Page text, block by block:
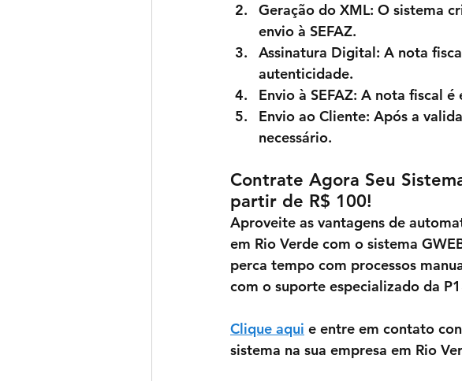
Geração do XML: O sistema
envio à SEFAZ.
Assinatura Digital: A nota
autenticidade.
Envio à SEFAZ: A nota fiscal é
Envio ao Cliente: Após a
necessário.
Contrate Agora Seu
partir de R$ 100!
Aproveite as vantagens de
em Rio Verde com o sistema
perca tempo com processos
com o suporte especializado da
Clique aqui e entre em contato
sistema na sua empresa em Rio